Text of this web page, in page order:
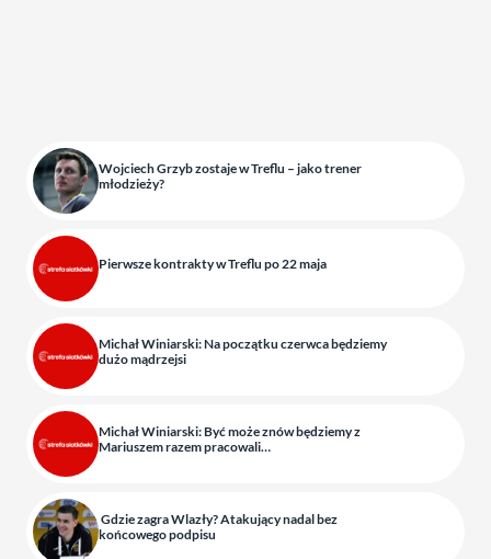
Wojciech Grzyb zostaje w Treflu – jako trener
młodzieży?
Pierwsze kontrakty w Treflu po 22 maja
Michał Winiarski: Na początku czerwca będziemy
dużo mądrzejsi
Michał Winiarski: Być może znów będziemy z
Mariuszem razem pracowali…
Gdzie zagra Wlazły? Atakujący nadal bez
końcowego podpisu